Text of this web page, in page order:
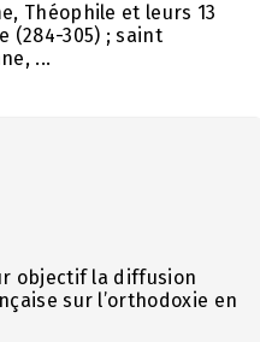
Théophile et leurs 13
(284-305) ; saint
...
objectif la diffusion
sur l’orthodoxie en